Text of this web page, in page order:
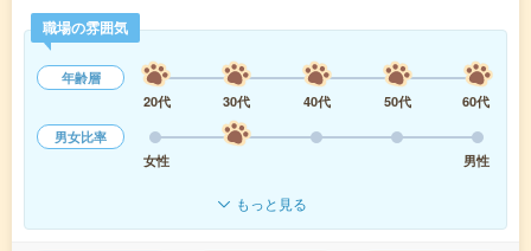
職場の雰囲気
年齢層
20代
30代 40代 50代
60代
男女比率
女性
男性
もっと見る